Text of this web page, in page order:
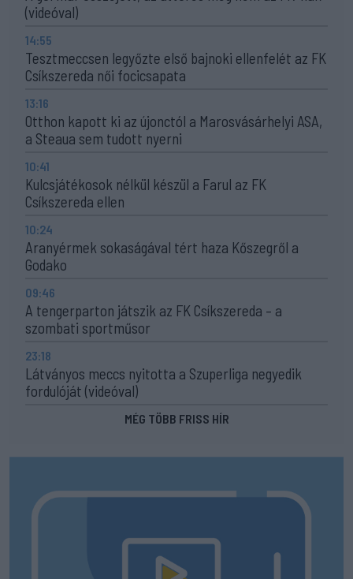
(videóval)
14:55
Tesztmeccsen legyőzte első bajnoki ellenfelét az FK
Csíkszereda női focicsapata
13:16
Otthon kapott ki az újonctól a Marosvásárhelyi ASA,
a Steaua sem tudott nyerni
10:41
Kulcsjátékosok nélkül készül a Farul az FK
Csíkszereda ellen
10:24
Aranyérmek sokaságával tért haza Kőszegről a
Godako
09:46
A tengerparton játszik az FK Csíkszereda – a
szombati sportműsor
23:18
Látványos meccs nyitotta a Szuperliga negyedik
fordulóját (videóval)
MÉG TÖBB FRISS HÍR